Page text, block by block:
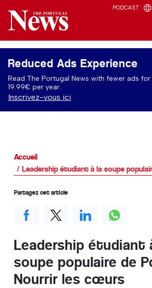
PODCAST
Reduced Ads Experience
Read The Portugal News with fewer ads
19.99€ per year.
Inscrivez-vous ici
Accueil
Leadership étudiant à la soupe
Leadership étudiant
soupe populaire de
Nourrir les cœurs
Partagez cet article